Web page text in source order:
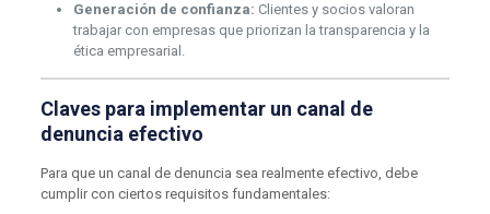
Generación de confianza: Clientes y socios valoran
trabajar con empresas que priorizan la transparencia y la
ética empresarial.
Claves para implementar un canal de
denuncia efectivo
Para que un canal de denuncia sea realmente efectivo, debe
cumplir con ciertos requisitos fundamentales: